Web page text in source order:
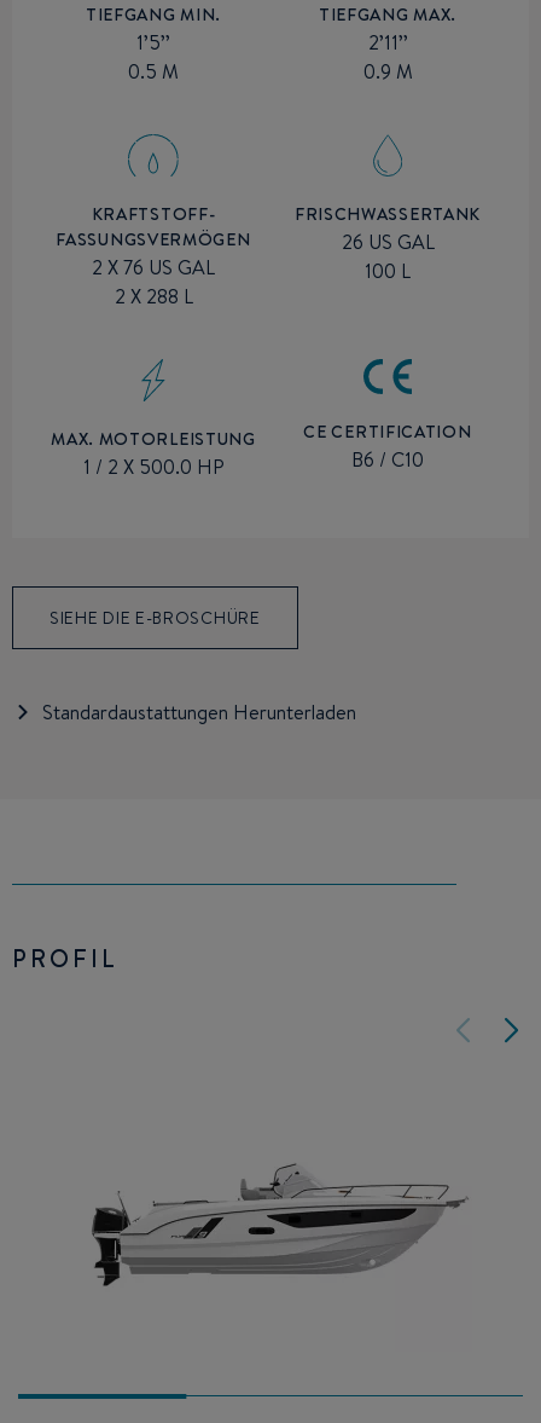
TIEFGANG MIN.
1’5’’
0.5 M
TIEFGANG MAX.
2’11’’
0.9 M
KRAFTSTOFF-
FASSUNGSVERMÖGEN
2 X 76 US GAL
2 X 288 L
FRISCHWASSERTANK
26 US GAL
100 L
MAX. MOTORLEISTUNG
1 / 2 X 500.0 HP
CE CERTIFICATION
B6 / C10
SIEHE DIE E-BROSCHÜRE
Standardaustattungen Herunterladen
PROFIL